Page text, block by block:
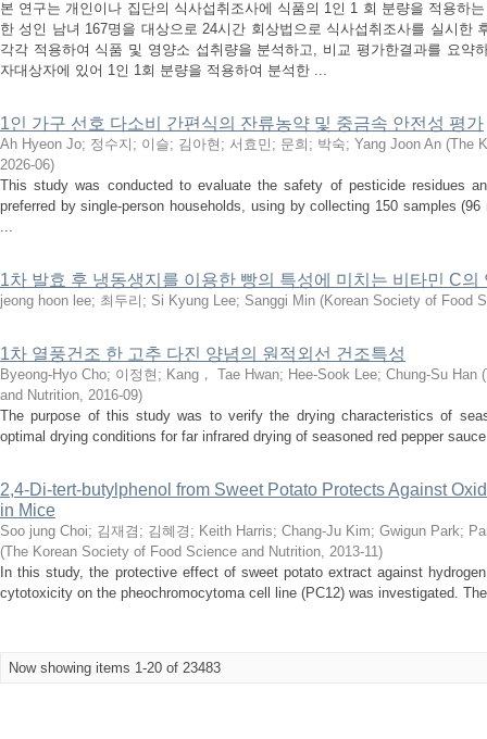
본 연구는 개인이나 집단의 식사섭취조사에 식품의 1인 1 회 분량을 적용하
한 성인 남녀 167명을 대상으로 24시간 회상법으로 식사섭취조사를 실시한
각각 적용하여 식품 및 영양소 섭취량을 분석하고, 비교 평가한결과를 요약
자대상자에 있어 1인 1회 분량을 적용하여 분석한 ...
1인 가구 선호 다소비 간편식의 잔류농약 및 중금속 안전성 평가
Ah Hyeon Jo; 정수지 ; 이슬; 김아현 ; 서효민 ; 문희 ; 박숙; Yang Joon An (The
2026-06)
This study was conducted to evaluate the safety of pesticide residues
preferred by single-person households, using by collecting 150 samples
...
1차 발효 후 냉동생지를 이용한 빵의 특성에 미치는 비타민 C의
jeong hoon lee; 최두리 ; Si Kyung Lee; Sanggi Min (Korean Society of Food
1차 열풍건조 한 고추 다진 양념의 원적외선 건조특성
Byeong-Hyo Cho; 이정현 ; Kang， Tae Hwan; Hee-Sook Lee; Chung-Su Han (
and Nutrition, 2016-09)
The purpose of this study was to verify the drying characteristics of
optimal drying conditions for far infrared drying of seasoned red pepper
2,4-Di-tert-butylphenol from Sweet Potato Protects Against
in Mice
Soo jung Choi; 김재겸 ; 김혜경 ; Keith Harris; Chang-Ju Kim; Gwigun Park;
(The Korean Society of Food Science and Nutrition, 2013-11)
In this study, the protective effect of sweet potato extract against
cytotoxicity on the pheochromocytoma cell line (PC12) was investigated.
Now showing items 1-20 of 23483